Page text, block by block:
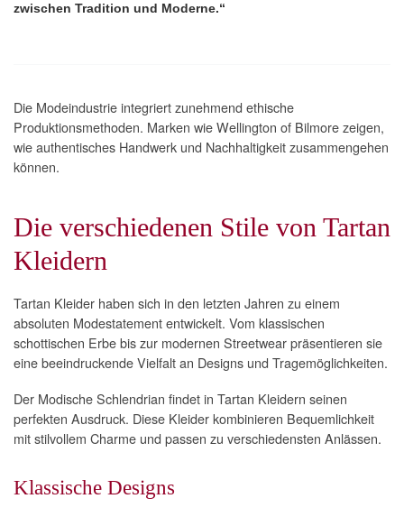
zwischen Tradition und Moderne.“
Die Modeindustrie integriert zunehmend ethische
Produktionsmethoden. Marken wie Wellington of Bilmore zeigen,
wie authentisches Handwerk und Nachhaltigkeit zusammengehen
können.
Die verschiedenen Stile von Tartan
Kleidern
Tartan Kleider haben sich in den letzten Jahren zu einem
absoluten Modestatement entwickelt. Vom klassischen
schottischen Erbe bis zur modernen Streetwear präsentieren sie
eine beeindruckende Vielfalt an Designs und Tragemöglichkeiten.
Der Modische Schlendrian findet in Tartan Kleidern seinen
perfekten Ausdruck. Diese Kleider kombinieren Bequemlichkeit
mit stilvollem Charme und passen zu verschiedensten Anlässen.
Klassische Designs